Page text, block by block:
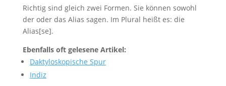
Richtig sind gleich zwei Formen. Sie können sowohl
der oder das Alias sagen. Im Plural heißt es: die
Alias[se].
Ebenfalls oft gelesene Artikel:
Daktyloskopische Spur
Indiz